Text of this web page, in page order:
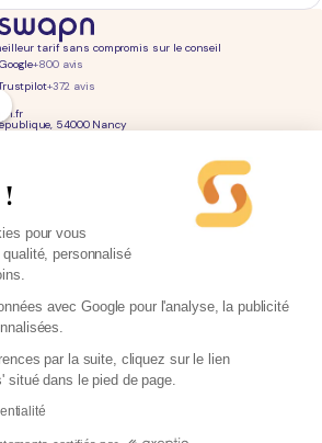
pour vous
personnalisé
avec Google pour l'analyse, la publicité
par la suite, cliquez sur le lien
situé dans le pied de page.
tarif sans compromis sur le conseil
Google+800 avis
+372 avis
54000 Nancy
Liens utiles
Découvrez Swapn
Avis clients
Devenir partenaire
Engagements éthiques
L-Expert-Comptable.com
pour en savoir plus.
Webinaires